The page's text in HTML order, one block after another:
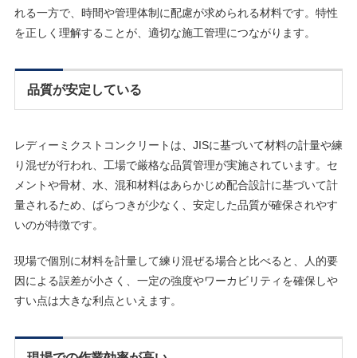
れる一方で、時間や管理体制に配慮が求められる材料です。特性
を正しく理解することが、適切な施工管理につながります。
品質が安定している
レディーミクストコンクリートは、JISに基づいて材料の計量や練
り混ぜが行われ、工場で厳格な品質管理が実施されています。セ
メントや骨材、水、混和材料はあらかじめ配合設計に基づいて計
量されるため、ばらつきが少なく、安定した品質が確保されやす
いのが特徴です。
現場で個別に材料を計量して練り混ぜる場合と比べると、人的要
因による誤差が小さく、一定の強度やワーカビリティを確保しや
すい点は大きな利点といえます。